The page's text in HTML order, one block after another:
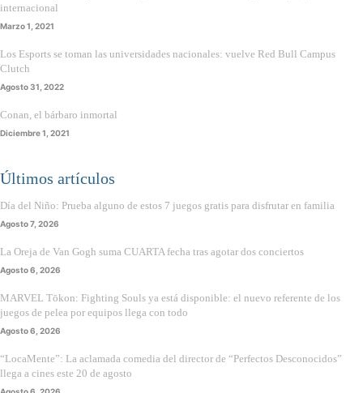
internacional
Marzo 1, 2021
Los Esports se toman las universidades nacionales: vuelve Red Bull Campus
Clutch
Agosto 31, 2022
Conan, el bárbaro inmortal
Diciembre 1, 2021
Últimos artículos
Día del Niño: Prueba alguno de estos 7 juegos gratis para disfrutar en familia
Agosto 7, 2026
La Oreja de Van Gogh suma CUARTA fecha tras agotar dos conciertos
Agosto 6, 2026
MARVEL Tōkon: Fighting Souls ya está disponible: el nuevo referente de los
juegos de pelea por equipos llega con todo
Agosto 6, 2026
“LocaMente”: La aclamada comedia del director de “Perfectos Desconocidos”
llega a cines este 20 de agosto